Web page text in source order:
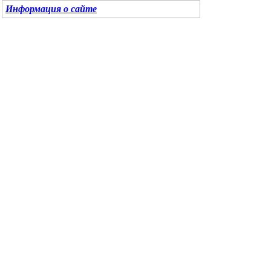
Информация о сайте